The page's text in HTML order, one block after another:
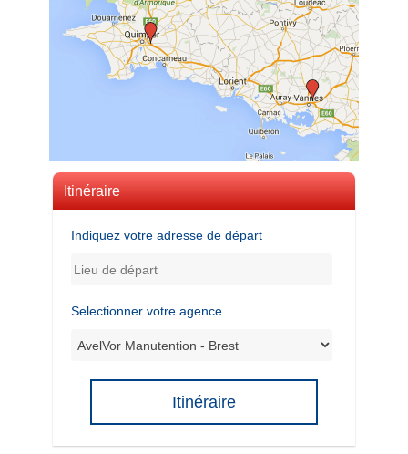
Itinéraire
Indiquez votre adresse de départ
Selectionner votre agence
Itinéraire